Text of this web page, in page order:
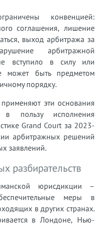
конвенцией:
соглашения, лишение
выход арбитража за
арбитражной
вступило в силу или
может быть предметом
порядку.
эти основания
пользу исполнения
Grand Court за 2023-
арбитражных решений
заявлений.
разбирательств
юрисдикции –
меры в
в других странах.
в Лондоне, Нью-